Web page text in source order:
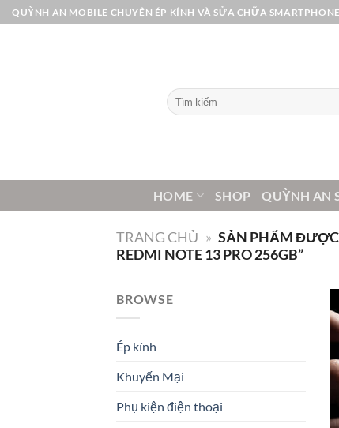
Bỏ
qua
QUỲNH AN MOBILE CHUYÊN ÉP KÍNH VÀ SỬA CHỮA SMARTPHONE
Tìm
kiếm:
HOME SHOP QUỲNH AN
TRANG CHỦ » SẢN PHẨM
REDMI NOTE 13 PRO 256GB”
BROWSE
Ép kính
Khuyến Mại
Phụ kiện điện thoại